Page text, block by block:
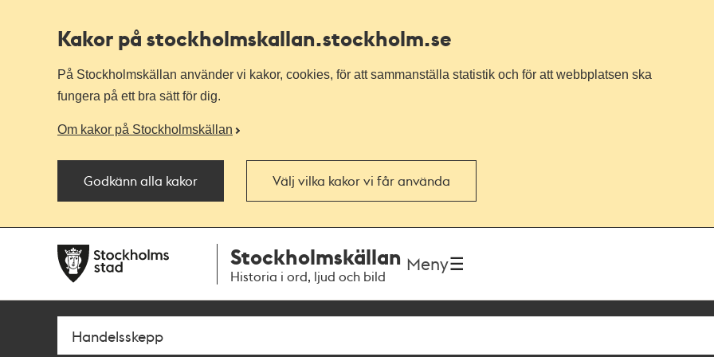
Kakor på stockholmskallan.stockholm.se
På Stockholmskällan använder vi kakor, cookies, för att sammanställa statistik och för att webbplatsen ska
fungera på ett bra sätt för dig.
Om kakor på Stockholmskällan
Godkänn alla kakor Välj vilka kakor vi får använda
navigationen
huvudinnehållet
Stockholmskällan
Historia i ord, ljud och bild
Meny
Sök